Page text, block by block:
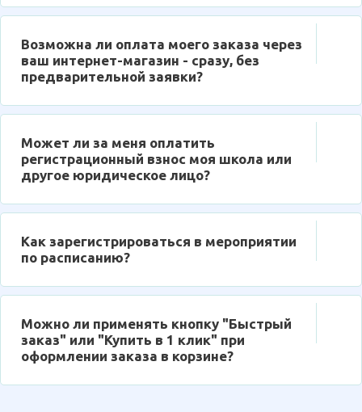
Возможна ли оплата моего заказа через
ваш интернет-магазин - сразу, без
предварительной заявки?
Может ли за меня оплатить
регистрационный взнос моя школа или
другое юридическое лицо?
Как зарегистрироваться в мероприятии
по расписанию?
Можно ли применять кнопку "Быстрый
заказ" или "Купить в 1 клик" при
оформлении заказа в корзине?